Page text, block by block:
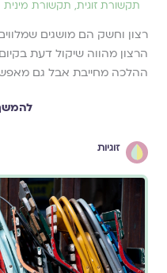
תקשורת זוגית, תקשורת מינית
רצון וחשק הם מושגים
הרצון מהווה שיקול דעת
ההלכה מחייבת אבל גם
זוגיות